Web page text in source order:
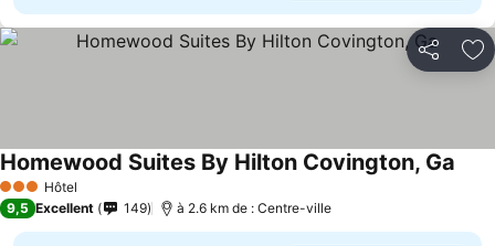
Partager
3 ÉtoilesHôtel
Homewood Suites By Hilton Covington, Ga
9,5 Excellent 149 à 2.6 km de : Centre-ville